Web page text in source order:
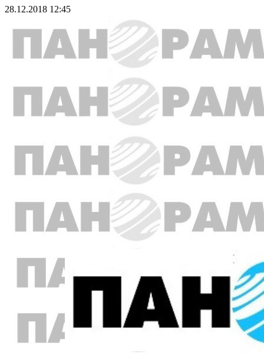
28.12.2018 12:45